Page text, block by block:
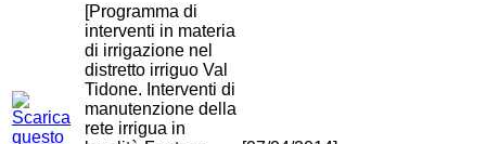
[Programma di
interventi in materia
di irrigazione nel
distretto irriguo Val
Tidone. Interventi di
manutenzione della
rete irrigua in